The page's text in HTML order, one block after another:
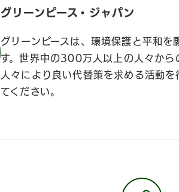
グリーンピース・ジャパン
グリーンピースは、環境保護と平和
す。世界中の300万人以上の人々から
人々により良い代替策を求める活動
てください。